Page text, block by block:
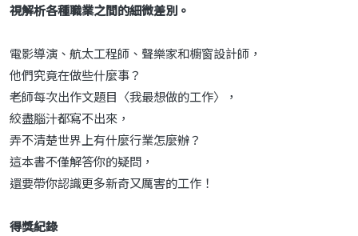
視解析各種職業之間的細微差別。
電影導演、航太工程師、聲樂家和櫥窗設計師，
他們究竟在做些什麼事？
老師每次出作文題目〈我最想做的工作〉，
絞盡腦汁都寫不出來，
弄不清楚世界上有什麼行業怎麼辦？
這本書不僅解答你的疑問，
還要帶你認識更多新奇又厲害的工作！
得獎紀錄